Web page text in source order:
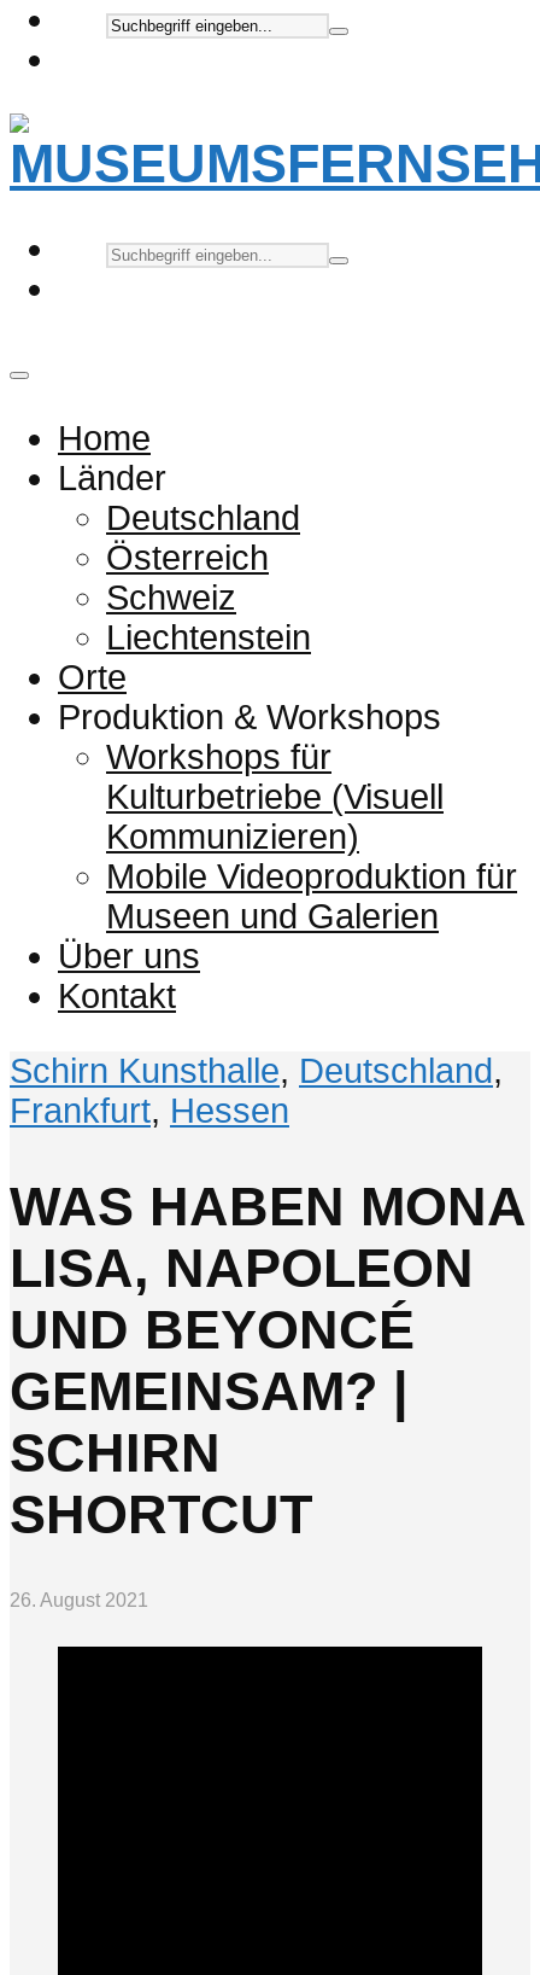
Home
Länder
Deutschland
Österreich
Schweiz
Liechtenstein
Orte
Produktion & Workshops
Workshops für
Kulturbetriebe (Visuell
Kommunizieren)
Mobile Videoproduktion für
Museen und Galerien
Über uns
Kontakt
Schirn Kunsthalle, Deutschland,
Frankfurt, Hessen
WAS HABEN MONA
LISA, NAPOLEON
UND BEYONCÉ
GEMEINSAM? |
SCHIRN
SHORTCUT
26. August 2021